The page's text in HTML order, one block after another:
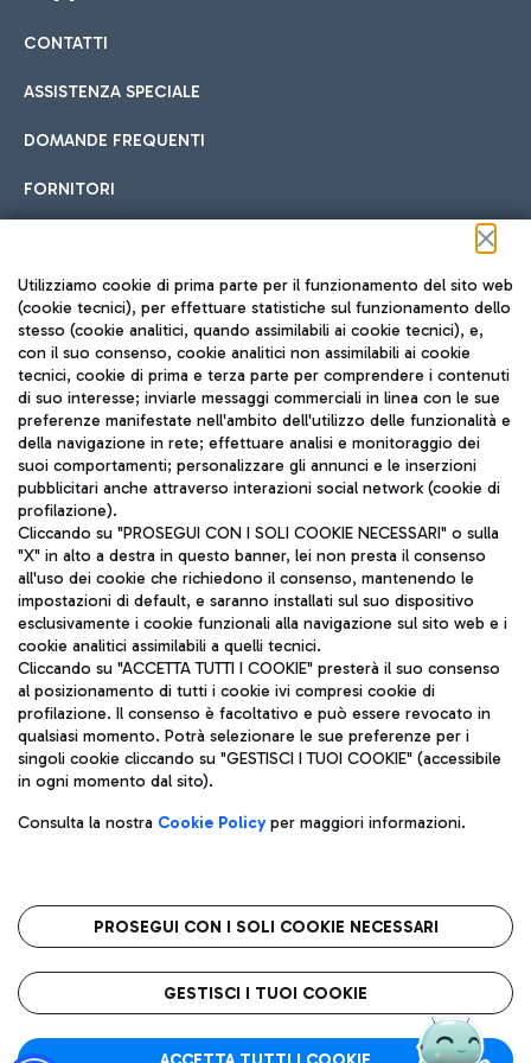
Cucina Internazionale
Fast Food
Pizza
Gelateria
Wine Bar & Sparkling
Hotel in aeroporto
Scegli l'alloggio più adatto e approfitta della vicinanza
all'aeroporto.
Car sharing
Con il Car Sharing è ancora più facile spostarsi
Treno
Raggiungi velocemente l'aeroporto di Fiumicino da Roma
tramite i servizi ferroviari Trenitalia.
Autobus
Scopri le linee di autobus per raggiungere l'aeroporto
Leonardo Da Vinci.
Raggiungi l’aeroporto senza pensieri con il servizio di taxi a
Ristoranti
Scopri la nostra offerta per una pausa gustosa in aeroporto
Mappa Aeroporto Fiumicino
CONTATTI
ASSISTENZA SPECIALE
DOMANDE FREQUENTI
FORNITORI
Seguici sui social
TRAVEL JOURNAL
ITA
Aeroporti di Roma S.p.A. - Società soggetta a direzione e
coordinamento di Mundys S.p.A.
Codice fiscale e Registro delle Imprese di Roma 13032990155 P.
IVA 06572251004
Capitale sociale 62.224.743,00 int. vers.
Sede legale: Via Pier Paolo Racchetti 1 - 00054 Fiumicino (RM)
telefono +39 06 65951
Privacy policy
Note legali
Roma FCO
L'aeroporto stellato
Utilizziamo cookie di prima parte per il funzionamento del sito web
(cookie tecnici), per effettuare statistiche sul funzionamento dello
stesso (cookie analitici, quando assimilabili ai cookie tecnici), e,
con il suo consenso, cookie analitici non assimilabili ai cookie
tecnici, cookie di prima e terza parte per comprendere i contenuti
di suo interesse; inviarle messaggi commerciali in linea con le sue
preferenze manifestate nell'ambito dell'utilizzo delle funzionalità e
della navigazione in rete; effettuare analisi e monitoraggio dei
suoi comportamenti; personalizzare gli annunci e le inserzioni
pubblicitari anche attraverso interazioni social network (cookie di
profilazione).
Cliccando su "PROSEGUI CON I SOLI COOKIE NECESSARI" o sulla
"X" in alto a destra in questo banner, lei non presta il consenso
all'uso dei cookie che richiedono il consenso, mantenendo le
impostazioni di default, e saranno installati sul suo dispositivo
esclusivamente i cookie funzionali alla navigazione sul sito web e i
cookie analitici assimilabili a quelli tecnici.
Cliccando su "ACCETTA TUTTI I COOKIE" presterà il suo consenso
al posizionamento di tutti i cookie ivi compresi cookie di
profilazione. Il consenso è facoltativo e può essere revocato in
qualsiasi momento. Potrà selezionare le sue preferenze per i
singoli cookie cliccando su "GESTISCI I TUOI COOKIE" (accessibile
in ogni momento dal sito).
Consulta la nostra Cookie Policyper maggiori informazioni.
PROSEGUI CON I SOLI COOKIE NECESSARI
GESTISCI I TUOI COOKIE